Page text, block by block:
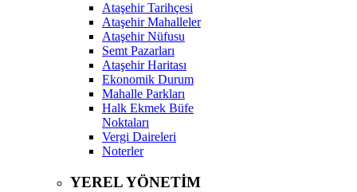
Ataşehir Tarihçesi
Ataşehir Mahalleler
Ataşehir Nüfusu
Semt Pazarları
Ataşehir Haritası
Ekonomik Durum
Mahalle Parkları
Halk Ekmek Büfe
Noktaları
Vergi Daireleri
Noterler
YEREL YÖNETİM